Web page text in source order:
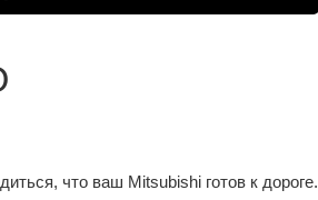
что ваш Mitsubishi готов к дороге.